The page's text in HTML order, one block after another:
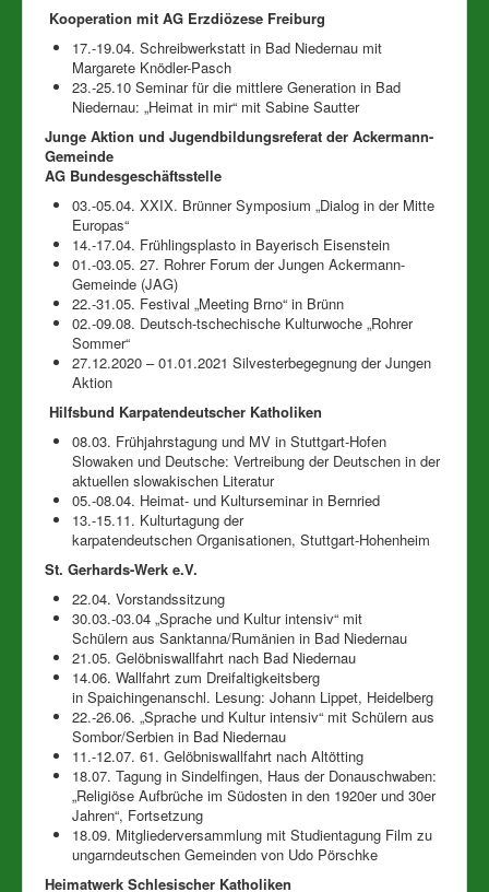
Kooperation mit AG Erzdiözese Freiburg
17.-19.04. Schreibwerkstatt in Bad Niedernau mit
Margarete Knödler-Pasch
23.-25.10 Seminar für die mittlere Generation in Bad
Niedernau: „Heimat in mir“ mit Sabine Sautter
Junge Aktion und Jugendbildungsreferat der Ackermann-
Gemeinde
AG Bundesgeschäftsstelle
03.-05.04. XXIX. Brünner Symposium „Dialog in der Mitte
Europas“
14.-17.04. Frühlingsplasto in Bayerisch Eisenstein
01.-03.05. 27. Rohrer Forum der Jungen Ackermann-
Gemeinde (JAG)
22.-31.05. Festival „Meeting Brno“ in Brünn
02.-09.08. Deutsch-tschechische Kulturwoche „Rohrer
Sommer“
27.12.2020 – 01.01.2021 Silvesterbegegnung der Jungen
Aktion
Hilfsbund Karpatendeutscher Katholiken
08.03. Frühjahrstagung und MV in Stuttgart-Hofen
Slowaken und Deutsche: Vertreibung der Deutschen in der
aktuellen slowakischen Literatur
05.-08.04. Heimat- und Kulturseminar in Bernried
13.-15.11. Kulturtagung der
karpatendeutschen Organisationen, Stuttgart-Hohenheim
St. Gerhards-Werk e.V.
22.04. Vorstandssitzung
30.03.-03.04 „Sprache und Kultur intensiv“ mit
Schülern aus Sanktanna/Rumänien in Bad Niedernau
21.05. Gelöbniswallfahrt nach Bad Niedernau
14.06. Wallfahrt zum Dreifaltigkeitsberg
in Spaichingenanschl. Lesung: Johann Lippet, Heidelberg
22.-26.06. „Sprache und Kultur intensiv“ mit Schülern aus
Sombor/Serbien in Bad Niedernau
11.-12.07. 61. Gelöbniswallfahrt nach Altötting
18.07. Tagung in Sindelfingen, Haus der Donauschwaben:
„Religiöse Aufbrüche im Südosten in den 1920er und 30er
Jahren“, Fortsetzung
18.09. Mitgliederversammlung mit Studientagung Film zu
ungarndeutschen Gemeinden von Udo Pörschke
Heimatwerk Schlesischer Katholiken